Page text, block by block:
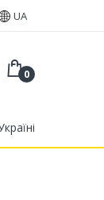
UA
0